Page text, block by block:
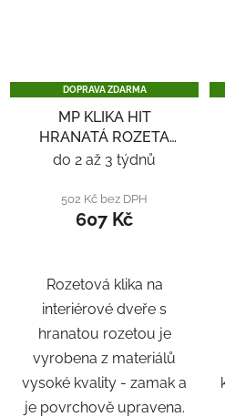
DOPRAVA ZDARMA
MP KLIKA HIT
HRANATÁ ROZETA
SQ6 - ČERNÁ
do 2 až 3 týdnů
502 Kč bez DPH
607 Kč
Rozetová klika na
interiérové ​​dveře s
hranatou rozetou je
vyrobena z materiálů
vysoké kvality - zamak a
je povrchově upravena.